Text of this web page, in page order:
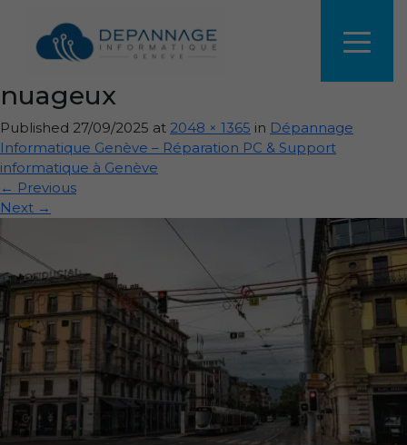
Rue urbaine avec tramway et
bâtiments anciens sous ciel
nuageux
Published 27/09/2025 at 2048 × 1365 in Dépannage
Informatique Genève – Réparation PC & Support
informatique à Genève
← Previous
Next →